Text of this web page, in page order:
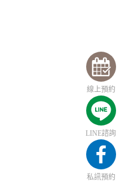
線上預約
LINE諮詢
私訊預約